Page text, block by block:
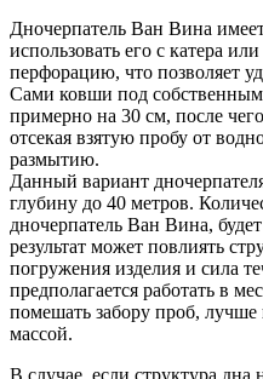
Дночерпатель Ван Вина имеет
использовать его с катера
перфорацию, что позволяет
Сами ковши под
примерно на 30 см, после
отсекая взятую пробу от
размытию.
Данный вариант
глубину до 40 метров.
дночерпатель Ван Вина,
результат может повлиять
погружения изделия и сила
предполагается работать в
помешать забору проб,
массой.